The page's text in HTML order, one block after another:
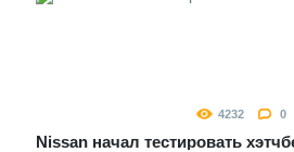
4232 0
Nissan начал тестировать